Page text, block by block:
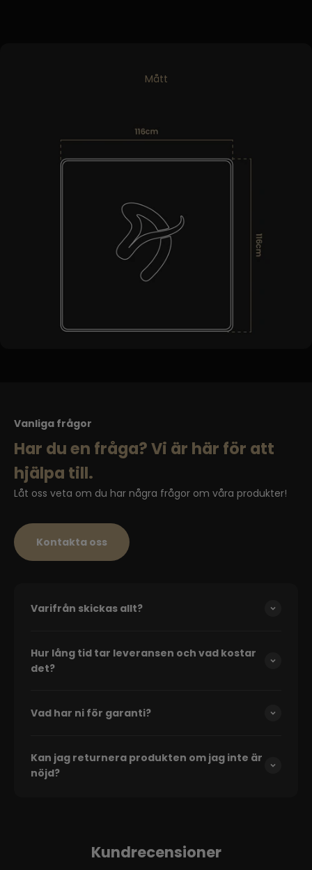
Mått
Vanliga frågor
Har du en fråga? Vi är här för att
hjälpa till.
Låt oss veta om du har några frågor om våra produkter!
Kontakta oss
Varifrån skickas allt?
Hur lång tid tar leveransen och vad kostar
det?
Vad har ni för garanti?
Kan jag returnera produkten om jag inte är
nöjd?
Kundrecensioner